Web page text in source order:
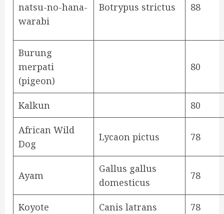
natsu-no-hana-
warabi
Botrypus strictus 88
Burung
merpati
(pigeon)
80
Kalkun 80
African Wild
Dog
Lycaon pictus 78
Ayam
Gallus gallus
domesticus
78
Koyote Canis latrans 78